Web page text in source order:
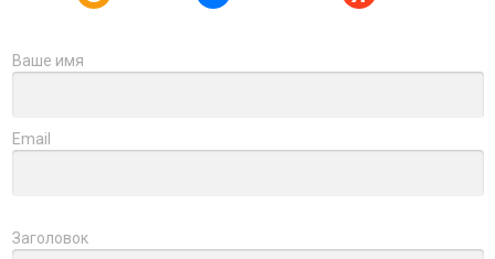
Ваше имя
Email
Заголовок